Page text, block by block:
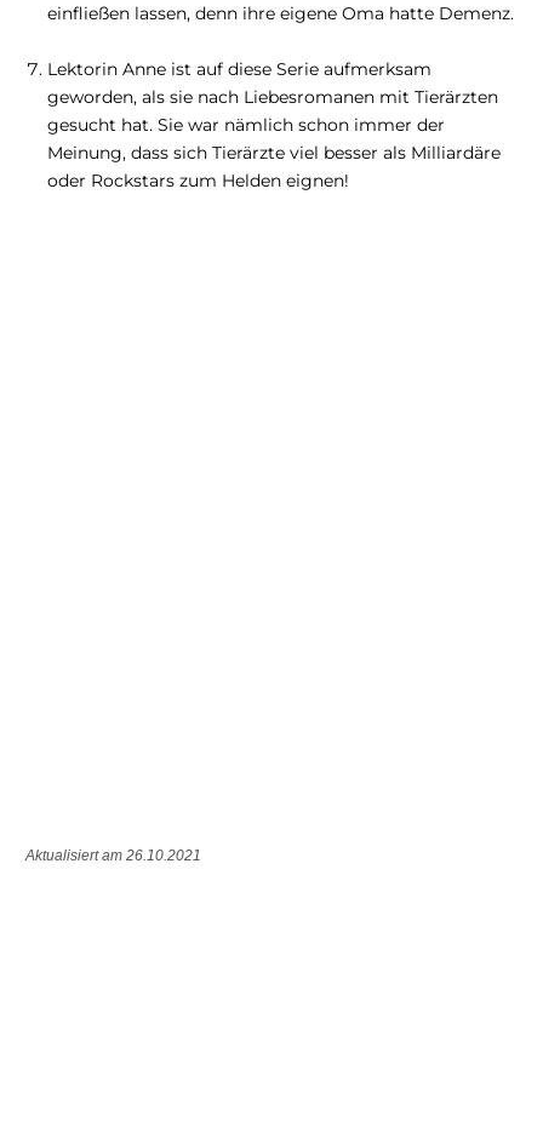
einfließen lassen, denn ihre eigene Oma hatte Demenz.
Lektorin Anne ist auf diese Serie aufmerksam
geworden, als sie nach Liebesromanen mit Tierärzten
gesucht hat. Sie war nämlich schon immer der
Meinung, dass sich Tierärzte viel besser als Milliardäre
oder Rockstars zum Helden eignen!
Aktualisiert am 26.10.2021